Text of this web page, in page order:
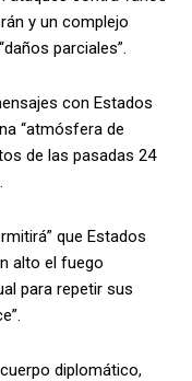
y un complejo
parciales”.
con Estados
“atmósfera de
de las pasadas 24
que Estados
alto el fuego
para repetir sus
diplomático,